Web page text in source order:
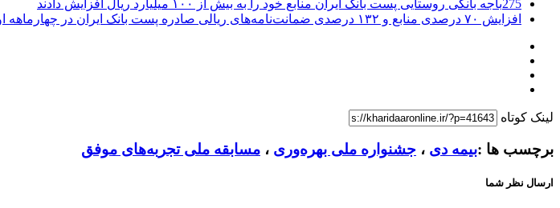
275باجه بانکی روستایی پست بانک ایران منابع خود را به بیش از ۱۰۰ میلیارد ریال افزایش دادند
افزایش ۷۰ درصدی منابع و ۱۳۲ درصدی ضمانت‌نامه‌های ریالی صادره پست بانک ایران در چهارماهه اول سال 1405
لینک کوتاه
برچسب ها :بیمه دی ، جشنواره ملی بهره‌وری ، مسابقه ملی تجربه‌های موفق
ارسال نظر شما